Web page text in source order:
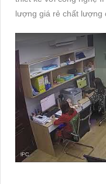
lượng giá rẻ chất lượng